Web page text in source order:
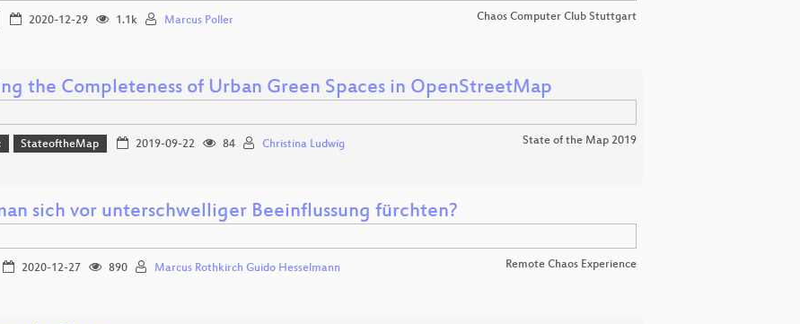
2020-12-29 1.1k Marcus Poller Chaos Computer Club Stuttgart
the Completeness of Urban Green Spaces in OpenStreetMap
StateoftheMap 2019-09-22 84 Christina Ludwig State of the Map 2019
sich vor unterschwelliger Beeinflussung fürchten?
2020-12-27 890 Marcus Rothkirch Guido Hesselmann Remote Chaos Experience